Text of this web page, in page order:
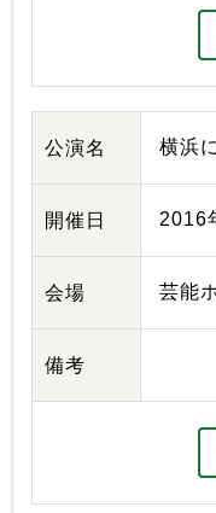
公演名 横浜
開催日 2016
会場 芸能
備考